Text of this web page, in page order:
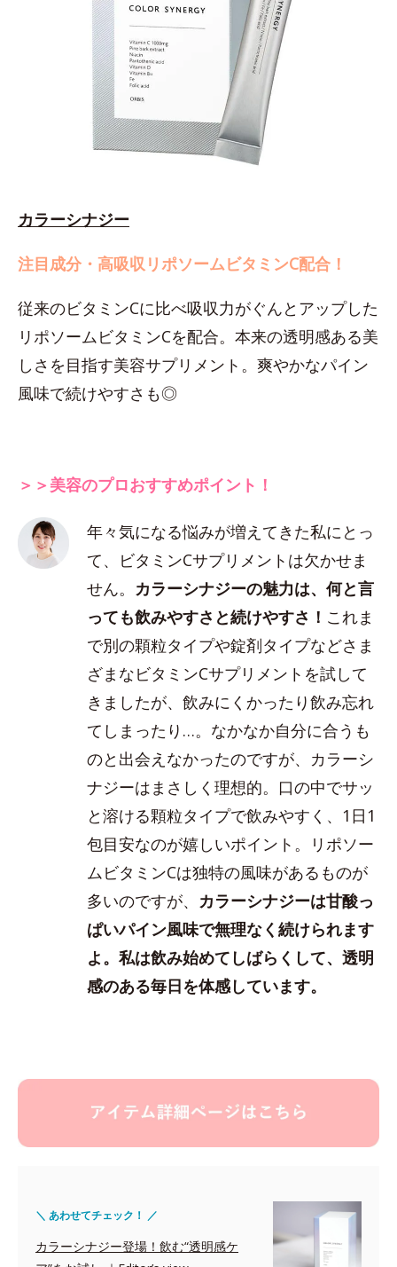
カラーシナジー
注目成分・高吸収リポソームビタミンC配合！
従来のビタミンCに比べ吸収力がぐんとアップした
リポソームビタミンCを配合。本来の透明感ある美
しさを目指す美容サプリメント。爽やかなパイン
風味で続けやすさも◎
＞＞美容のプロおすすめポイント！
年々気になる悩みが増えてきた私にとっ
て、ビタミンCサプリメントは欠かせま
せん。 カラーシナジーの魅力は、何と言
っても飲みやすさと続けやすさ！ これま
で別の顆粒タイプや錠剤タイプなどさま
ざまなビタミンCサプリメントを試して
きましたが、飲みにくかったり飲み忘れ
てしまったり…。なかなか自分に合うも
のと出会えなかったのですが、カラーシ
ナジーはまさしく理想的。口の中でサッ
と溶ける顆粒タイプで飲みやすく、1日1
包目安なのが嬉しいポイント。リポソー
ムビタミンCは独特の風味があるものが
多いのですが、 カラーシナジーは甘酸っ
ぱいパイン風味で無理なく続けられます
よ。私は飲み始めてしばらくして、透明
感のある毎日を体感しています。
＼ あわせてチェック！ ／
カラーシナジー登場！飲む“透明感ケ